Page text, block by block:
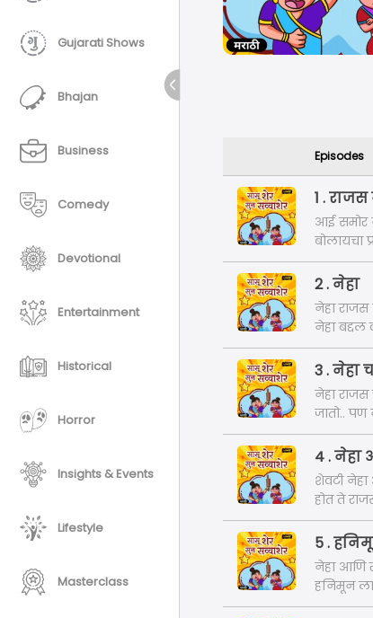
Gujarati Shows
Bhajan
Business
Comedy
Devotional
Entertainment
Historical
Horror
Insights & Events
Lifestyle
Masterclass
Episodes
1 .
आई समोर
बोलायचा
2 . नेहा
नेहा
नेहा बद्दल
3 . नेहा
नेहा राजस
जातो.. पण
4 . नेहा
शेवटी
होत ते
5 .
नेहा आणि
हनिमून ला